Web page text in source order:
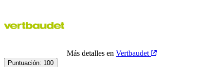
Más detalles en Vertbaudet
Puntuación: 100